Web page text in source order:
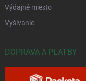
Výdajné miesto
Vyšívanie
DOPRAVA A PLATBY